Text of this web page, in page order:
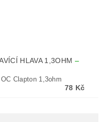
HLAVA 1,3OHM –
Clapton 1,3ohm
78 Kč